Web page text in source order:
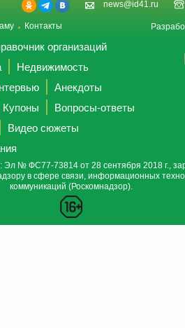
news@id41.ru
Контакты
организаций
Недвижимость
Анекдоты
Купоны
Вопросы-ответы
Видео сюжеты
Эл № ФС77-73814 от 28 сентября 2018 г.,
в сфере связи, информационных
коммуникаций (Роскомнадзор).